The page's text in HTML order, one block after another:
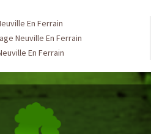
En Ferrain
Neuville En Ferrain
En Ferrain